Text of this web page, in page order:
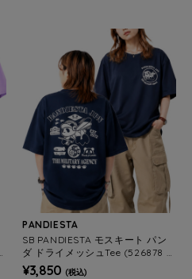
PANDIESTA
SB PANDIESTA モスキート パン
ダ ドライメッシュTee (526878 M
ENS/WOMENS)
¥3,850 (税込)